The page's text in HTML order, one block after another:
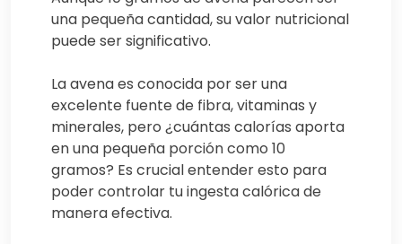
una pequeña cantidad, su valor nutricional
puede ser significativo.
La avena es conocida por ser una
excelente fuente de fibra, vitaminas y
minerales, pero ¿cuántas calorías aporta
en una pequeña porción como 10
gramos? Es crucial entender esto para
poder controlar tu ingesta calórica de
manera efectiva.